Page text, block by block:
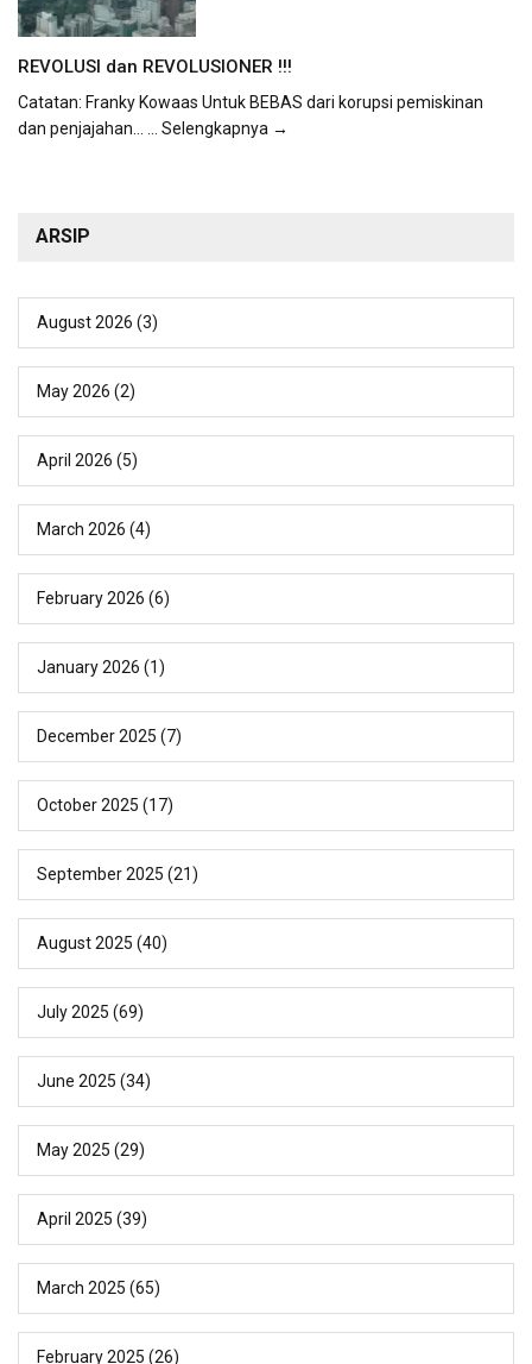
REVOLUSI dan REVOLUSIONER !!!
Catatan: Franky Kowaas Untuk BEBAS dari korupsi pemiskinan
dan penjajahan...
... Selengkapnya →
ARSIP
August 2026 (3)
May 2026 (2)
April 2026 (5)
March 2026 (4)
February 2026 (6)
January 2026 (1)
December 2025 (7)
October 2025 (17)
September 2025 (21)
August 2025 (40)
July 2025 (69)
June 2025 (34)
May 2025 (29)
April 2025 (39)
March 2025 (65)
February 2025 (26)